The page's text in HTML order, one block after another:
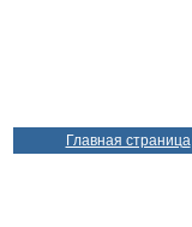
Главная страница